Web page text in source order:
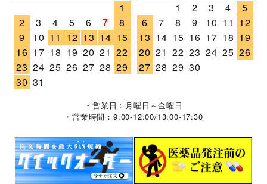
1
2
3 4 5 6 7
8
9
10 11 12 13 14 15
16 17 18 19 20 21 22
23 24 25 26 27 28 29
30 31
1
2 3 4
5
6
7 8 9 10 11 12
13 14 15 16 17 18 19
20 21 22 23 24 25 26
27 28 29 30
・営業日：月曜日～金曜日
・営業時間：9:00-12:00/13:00-17:30